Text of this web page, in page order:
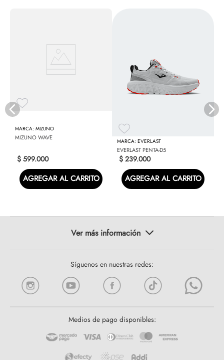
MIZUNO
MIZUNO WAVE
$ 599.000
AGREGAR AL CARRITO
EVERLAST
EVERLAST PENTA-D5
$ 239.000
AGREGAR AL CARRITO
Síguenos en nuestras redes:
Medios de pago disponibles: